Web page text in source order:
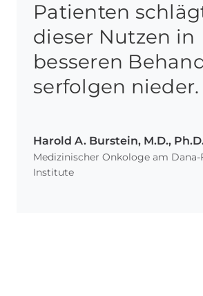
Patienten
dieser Nutzen in
besseren
serfolgen nieder.
Harold A. Burstein, M.D.,
Medizinischer Onkologe am Dana-
Institute